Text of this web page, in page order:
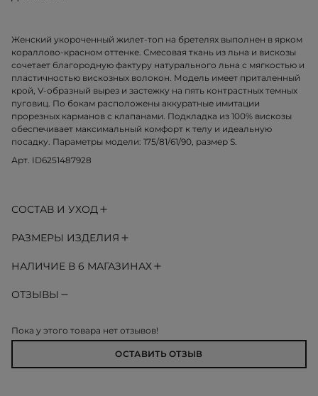
Женский укороченный жилет-топ на бретелях выполнен в ярком
кораллово-красном оттенке. Смесовая ткань из льна и вискозы
сочетает благородную фактуру натурального льна с мягкостью и
пластичностью вискозных волокон. Модель имеет приталенный
крой, V-образный вырез и застежку на пять контрастных темных
пуговиц. По бокам расположены аккуратные имитации
прорезных карманов с клапанами. Подкладка из 100% вискозы
обеспечивает максимальный комфорт к телу и идеальную
посадку. Параметры модели: 175/81/61/90, размер S.
Арт. ID6251487928
СОСТАВ И УХОД
РАЗМЕРЫ ИЗДЕЛИЯ
НАЛИЧИЕ В 6 МАГАЗИНАХ
ОТЗЫВЫ
Пока у этого товара нет отзывов!
ОСТАВИТЬ ОТЗЫВ